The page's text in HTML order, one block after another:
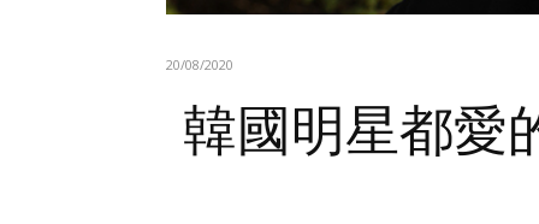
20/08/2020
韓國明星都愛